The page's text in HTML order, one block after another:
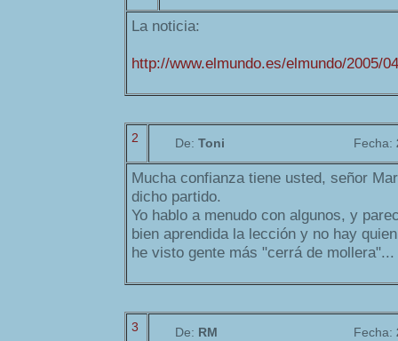
La noticia:
http://www.elmundo.es/elmundo/2005/
2 De: Toni Fecha:
Mucha confianza tiene usted, señor
dicho partido.
Yo hablo a menudo con algunos, y
bien aprendida la lección y no hay
he visto gente más "cerrá de mollera"...
3 De: RM Fecha: